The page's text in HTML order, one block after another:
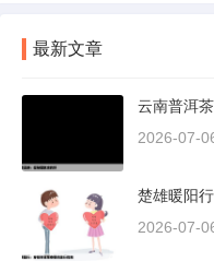
最新文章
云南普洱
2026-07-
楚雄暖阳
2026-07-